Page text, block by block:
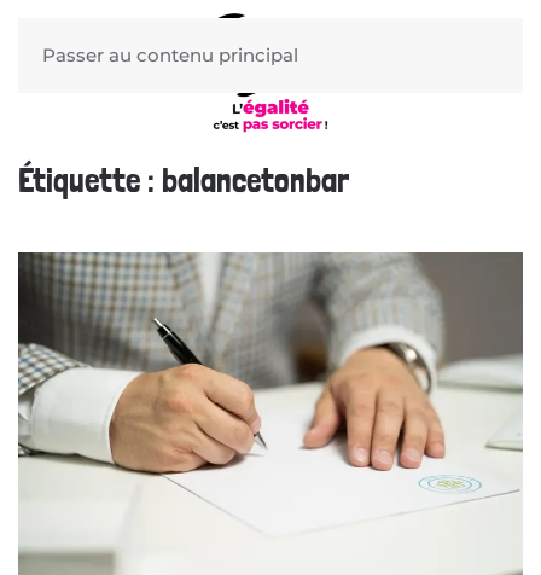
Passer au contenu principal
Étiquette : balancetonbar